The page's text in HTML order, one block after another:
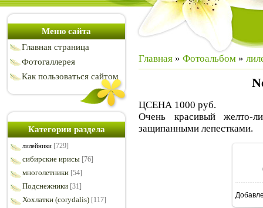
Меню сайта
Главная страница
Фотогаллерея
Как пользоваться сайтом
Категории раздела
лилейники [729]
сибирские ирисы [76]
многолетники [54]
Подснежники [31]
Хохлатки (corydalis) [117]
Главная » Фотоальбом »
ЦСЕНА 1000 руб.
Очень красивый желто-
защипанными лепестками.